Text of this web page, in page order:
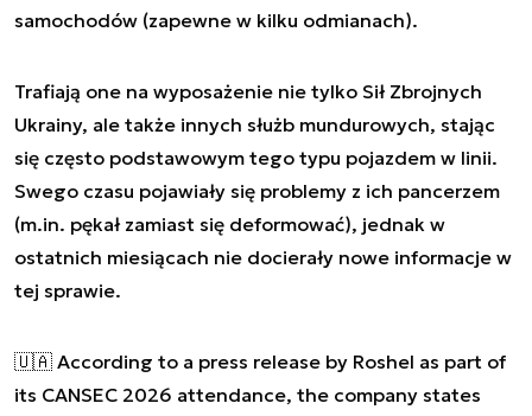
samochodów (zapewne w kilku odmianach).
Trafiają one na wyposażenie nie tylko Sił Zbrojnych
Ukrainy, ale także innych służb mundurowych, stając
się często podstawowym tego typu pojazdem w linii.
Swego czasu pojawiały się problemy z ich pancerzem
(m.in. pękał zamiast się deformować), jednak w
ostatnich miesiącach nie docierały nowe informacje w
tej sprawie.
🇺🇦 According to a press release by Roshel as part of
its CANSEC 2026 attendance, the company states